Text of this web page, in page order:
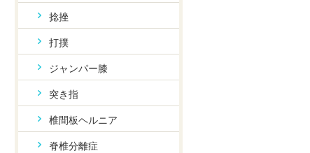
捻挫
打撲
ジャンパー膝
突き指
椎間板ヘルニア
脊椎分離症